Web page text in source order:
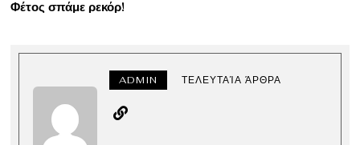
Φέτος σπάμε ρεκόρ!
ADMIN ΤΕΛΕΥΤΑΊΑ ΆΡΘΡΑ